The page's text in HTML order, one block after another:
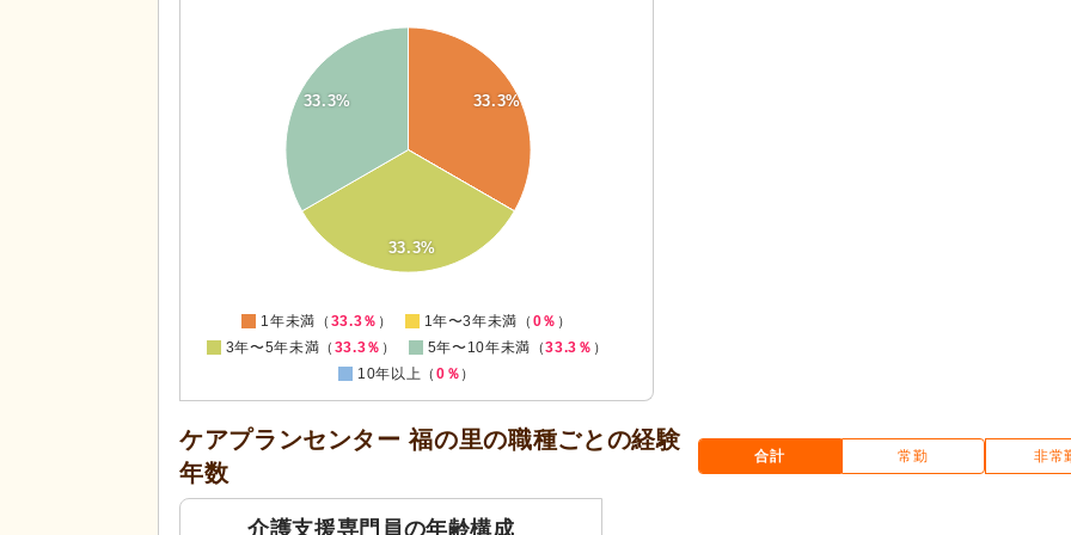
33.3%
33.3%
33.3%
1年未満（ 33.3％ ） 1年〜3年未満（ 0％ ）
3年〜5年未満（ 33.3％ ） 5年〜10年未満（33.3％ ）
10年以上（ 0％ ）
ケアプランセンター 福の里の職種ごとの経験
年数
合計 常勤 非常
介護支援専門員の年齢構成